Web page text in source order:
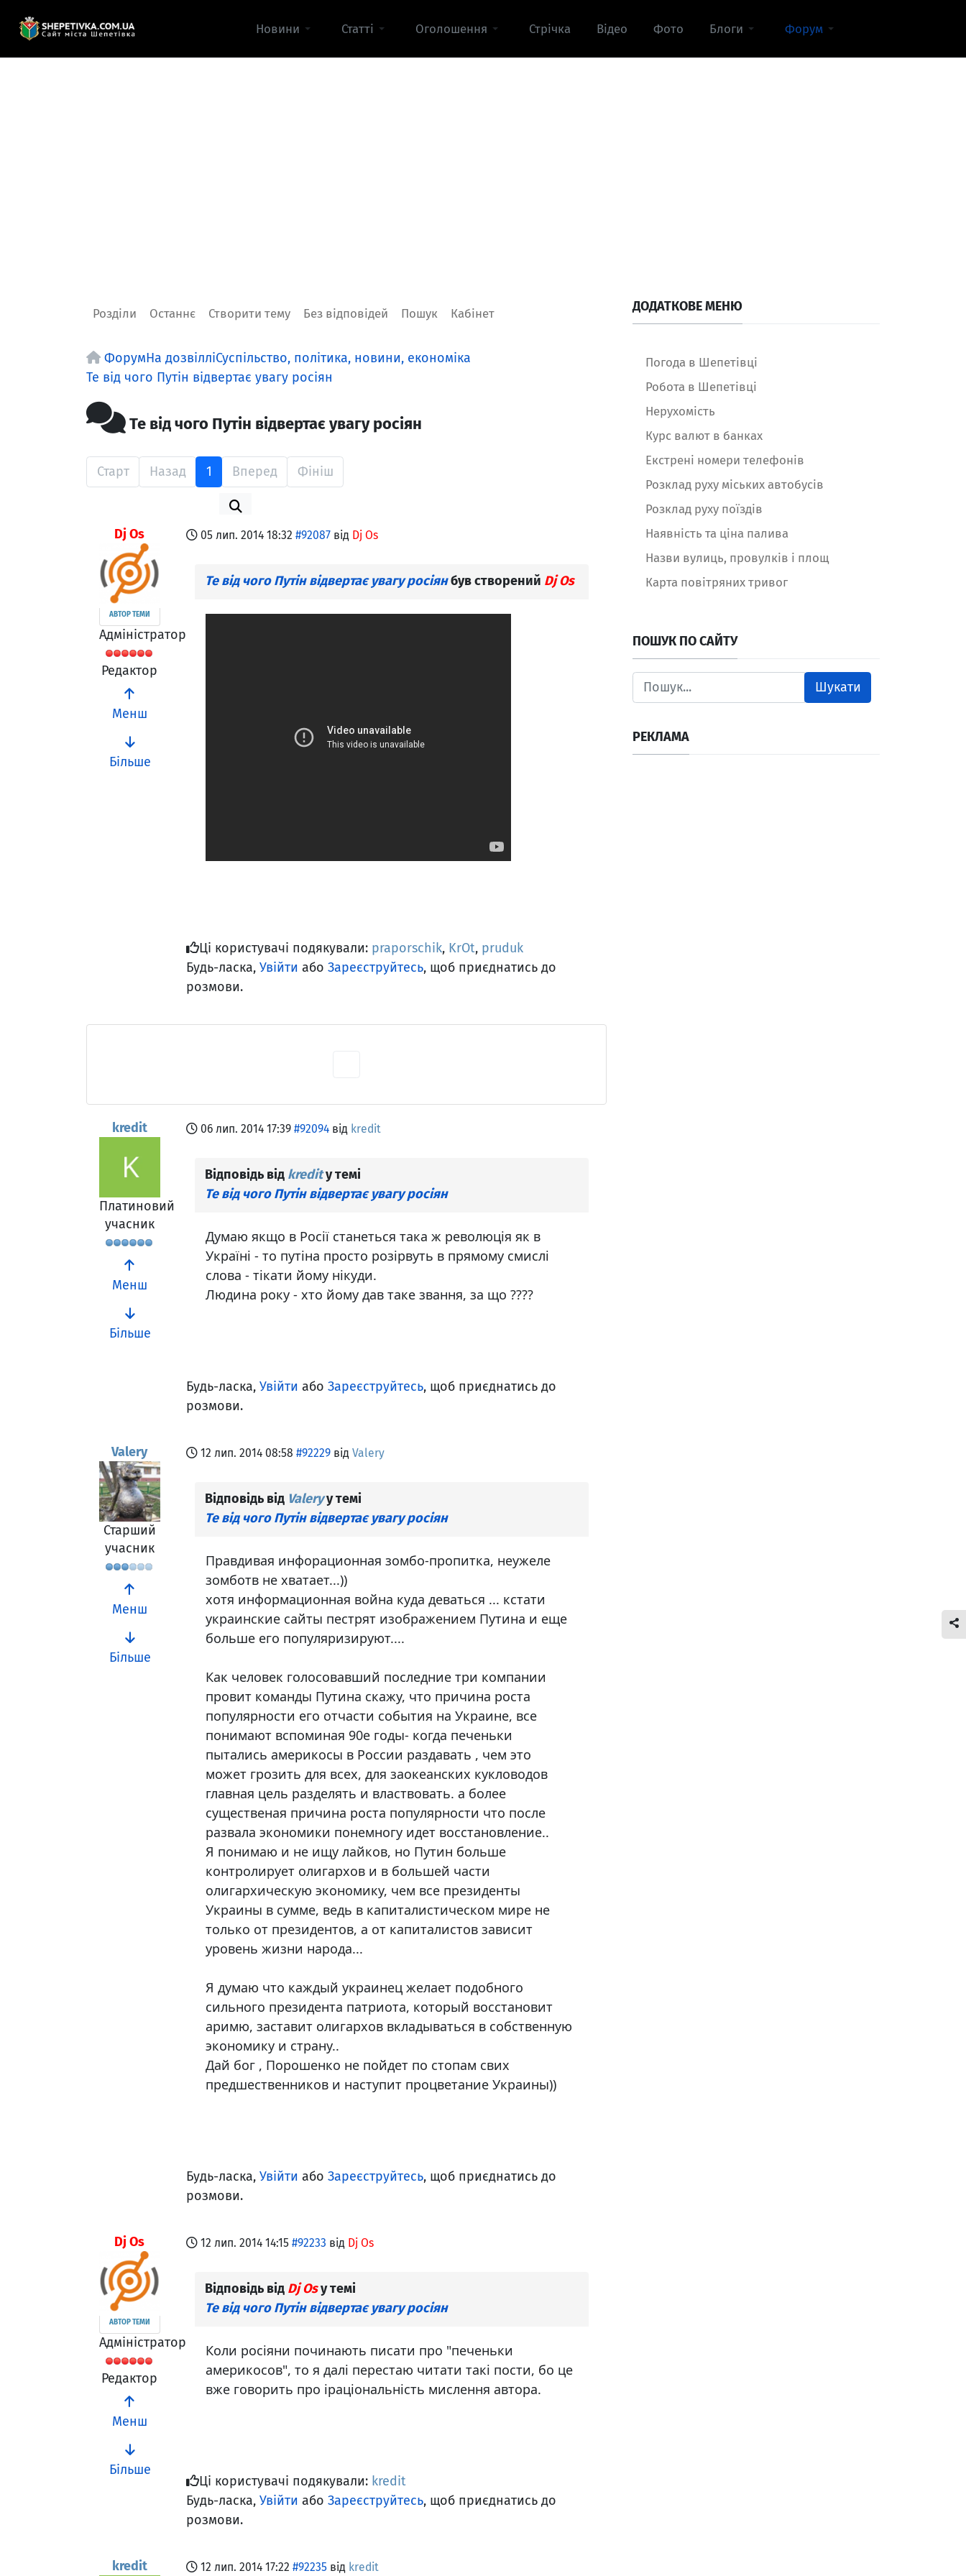
Новини Статті Оголошення Стрічка Відео Фото Блоги Форум
Розділи Останнє Створити тему Без відповідей Пошук Кабінет
ФорумНа дозвілліСуспільство, політика, новини, економіка
Те від чого Путін відвертає увагу росіян
Те від чого Путін відвертає увагу росіян
Старт Назад 1 Вперед Фініш
Dj Os
АВТОР ТЕМИ
Адміністратор
Редактор
Менш
Більше
05 лип. 2014 18:32 #92087 від Dj Os
Те від чого Путін відвертає увагу росіянбув створений Dj Os
Ці користувачі подякували: praporschik, KrOt, pruduk
Будь-ласка, Увійти або Зареєструйтесь, щоб приєднатись до
розмови.
kredit
Платиновий
учасник
Менш
Більше
06 лип. 2014 17:39 #92094 від kredit
Відповідь від kreditу темі
Те від чого Путін відвертає увагу росіян
Думаю якщо в Росії станеться така ж революція як в
Україні - то путіна просто розірвуть в прямому смислі
слова - тікати йому нікуди.
Людина року - хто йому дав таке звання, за що ????
Будь-ласка, Увійти або Зареєструйтесь, щоб приєднатись до
розмови.
Valery
Старший
учасник
Менш
Більше
12 лип. 2014 08:58 #92229 від Valery
Відповідь від Valeryу темі
Те від чого Путін відвертає увагу росіян
Правдивая инфорационная зомбо-пропитка, неужеле
зомботв не хватает...))
хотя информационная война куда деваться ... кстати
украинские сайты пестрят изображением Путина и еще
больше его популяризируют....
Как человек голосовавший последние три компании
провит команды Путина скажу, что причина роста
популярности его отчасти события на Украине, все
понимают вспоминая 90е годы- когда печеньки
пытались америкосы в России раздавать , чем это
может грозить для всех, для заокеанских кукловодов
главная цель разделять и властвовать. а более
существеная причина роста популярности что после
развала экономики понемногу идет восстановление..
Я понимаю и не ищу лайков, но Путин больше
контролирует олигархов и в большей части
олигархическую экономику, чем все президенты
Украины в сумме, ведь в капиталистическом мире не
только от президентов, а от капиталистов зависит
уровень жизни народа...
Я думаю что каждый украинец желает подобного
сильного президента патриота, который восстановит
аримю, заставит олигархов вкладываться в собственную
экономику и страну..
Дай бог , Порошенко не пойдет по стопам свих
предшественников и наступит процветание Украины))
Будь-ласка, Увійти або Зареєструйтесь, щоб приєднатись до
розмови.
Dj Os
АВТОР ТЕМИ
Адміністратор
Редактор
Менш
Більше
12 лип. 2014 14:15 #92233 від Dj Os
Відповідь від Dj Osу темі
Те від чого Путін відвертає увагу росіян
Коли росіяни починають писати про "печеньки
америкосов", то я далі перестаю читати такі пости, бо це
вже говорить про іраціональність мислення автора.
Ці користувачі подякували: kredit
Будь-ласка, Увійти або Зареєструйтесь, щоб приєднатись до
розмови.
kredit 12 лип. 2014 17:22 #92235 від kredit
ДОДАТКОВЕ МЕНЮ
Погода в Шепетівці
Робота в Шепетівці
Нерухомість
Курс валют в банках
Екстрені номери телефонів
Розклад руху міських автобусів
Розклад руху поїздів
Наявність та ціна палива
Назви вулиць, провулків і площ
Карта повітряних тривог
ПОШУК ПО САЙТУ
Шукати
РЕКЛАМА